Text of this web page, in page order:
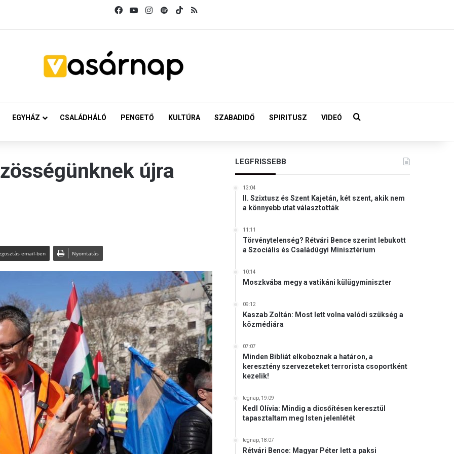
FacebookYouTubeInstagram
SpotifyTikTok
EGYHÁZ CSALÁDHÁLÓ PENGETŐ KULTÚRA SZABADIDŐ SPIRITUSZ VIDEÓ Keresés:
újra
email-ben Nyomtatás
LEGFRISSEBB
13:04
II. Szixtusz és Szent Kajetán, két szent, akik nem
a könnyebb utat választották
11:11
Törvénytelenség? Rétvári Bence szerint lebukott
a Szociális és Családügyi Minisztérium
10:14
Moszkvába megy a vatikáni külügyminiszter
09:12
Kaszab Zoltán: Most lett volna valódi szükség a
közmédiára
07:07
Minden Bibliát elkoboznak a határon, a
keresztény szervezeteket terrorista csoportként
kezelik!
tegnap, 19:09
Kedl Olívia: Mindig a dicsőítésen keresztül
tapasztaltam meg Isten jelenlétét
tegnap, 18:07
Rétvári Bence: Magyar Péter lett a paksi